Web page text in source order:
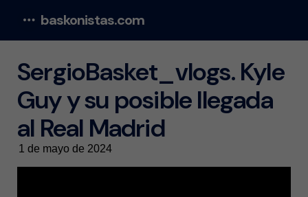
baskonistas.com
SergioBasket_vlogs. Kyle
Guy y su posible llegada
al Real Madrid
1 de mayo de 2024